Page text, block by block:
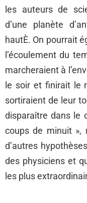
les auteurs de
d’une planète
hautÈ. On pourrait
l’écoulement du
marcheraient à
le soir et finirait le
sortiraient de leur
disparaître dans le
coups de minuit »,
d’autres
des physiciens et
les plus